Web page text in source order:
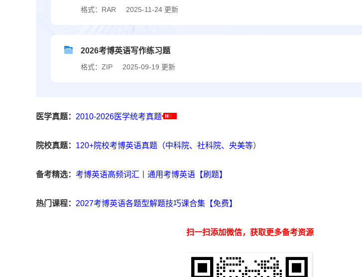
格式：RAR 2025-11-24 更新
2026考博英语写作练习题
格式：ZIP 2025-09-19 更新
医学真题： 2010-2026医学统考真题
院校真题： 120+院校考博英语真题（中科院、社科院、央美等）
备考精选： 考博英语高频词汇 通用考博英语【刷题】
热门课程： 2027考博英语各题型解题技巧课合集【免费】
扫一扫添加微信，获取更多备考资源